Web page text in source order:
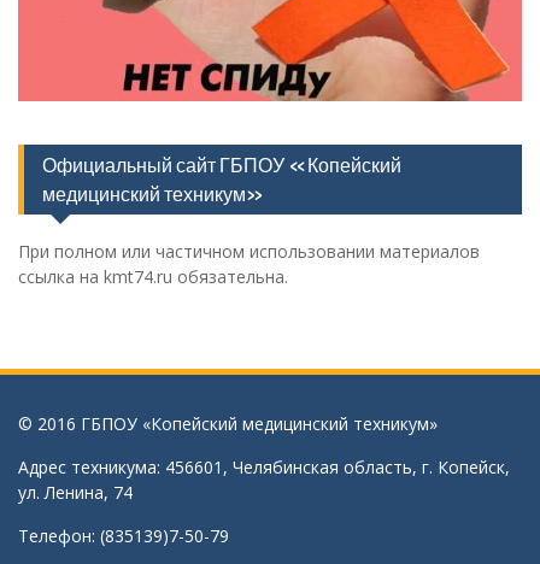
Официальный сайт ГБПОУ «Копейский
медицинский техникум»
При полном или частичном использовании материалов
ссылка на kmt74.ru обязательна.
© 2016 ГБПОУ «Копейский медицинский техникум»
Адрес техникума: 456601, Челябинская область, г. Копейск,
ул. Ленина, 74
Телефон: (835139)7-50-79